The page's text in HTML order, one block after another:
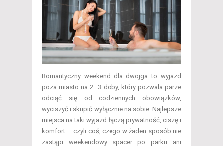
​Romantyczny weekend dla dwojga to wyjazd
poza miasto na 2–3 doby, który pozwala parze
odciąć się od codziennych obowiązków,
wyciszyć i skupić wyłącznie na sobie. Najlepsze
miejsca na taki wyjazd łączą prywatność, ciszę i
komfort – czyli coś, czego w żaden sposób nie
zastąpi weekendowy spacer po parku ani